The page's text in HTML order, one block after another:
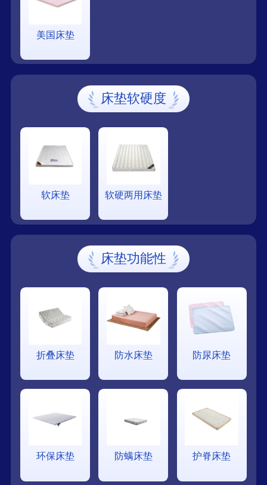
美国床垫
床垫软硬度
软床垫 软硬两用床垫
床垫功能性
折叠床垫 防水床垫 防尿床垫
环保床垫 防螨床垫 护脊床垫